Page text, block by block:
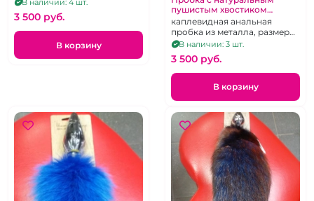
ассортименте
В наличии: 4 шт.
3 500 pуб.
В корзину
пушистым хвостиком
"ИнтимХаус"
каплевидная анальная
пробка из металла, размер
М, цвет хвоста в
ассортименте
В наличии: 3 шт.
3 500 pуб.
В корзину